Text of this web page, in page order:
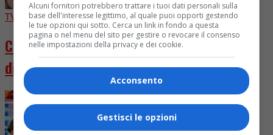
TV 4 giorni fa
Chiara Ferragni diventa attrice in “Come
distruggere l’ex”
Alcuni fornitori potrebbero trattare i tuoi dati personali sulla
base dell'interesse legittimo, al quale puoi opporti gestendo
le tue opzioni qui sotto. Cerca un link in fondo a questa
pagina o nel menu del sito per gestire o revocare il consenso
nelle impostazioni della privacy e dei cookie.
Acconsento
Gestisci le opzioni